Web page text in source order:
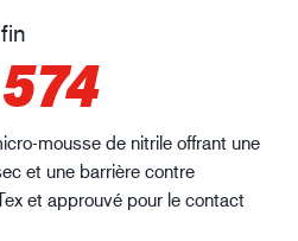
mousse de nitrile offrant une
et une barrière contre
et approuvé pour le contact